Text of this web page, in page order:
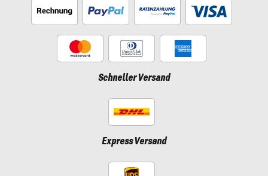
Schneller Versand
Express Versand